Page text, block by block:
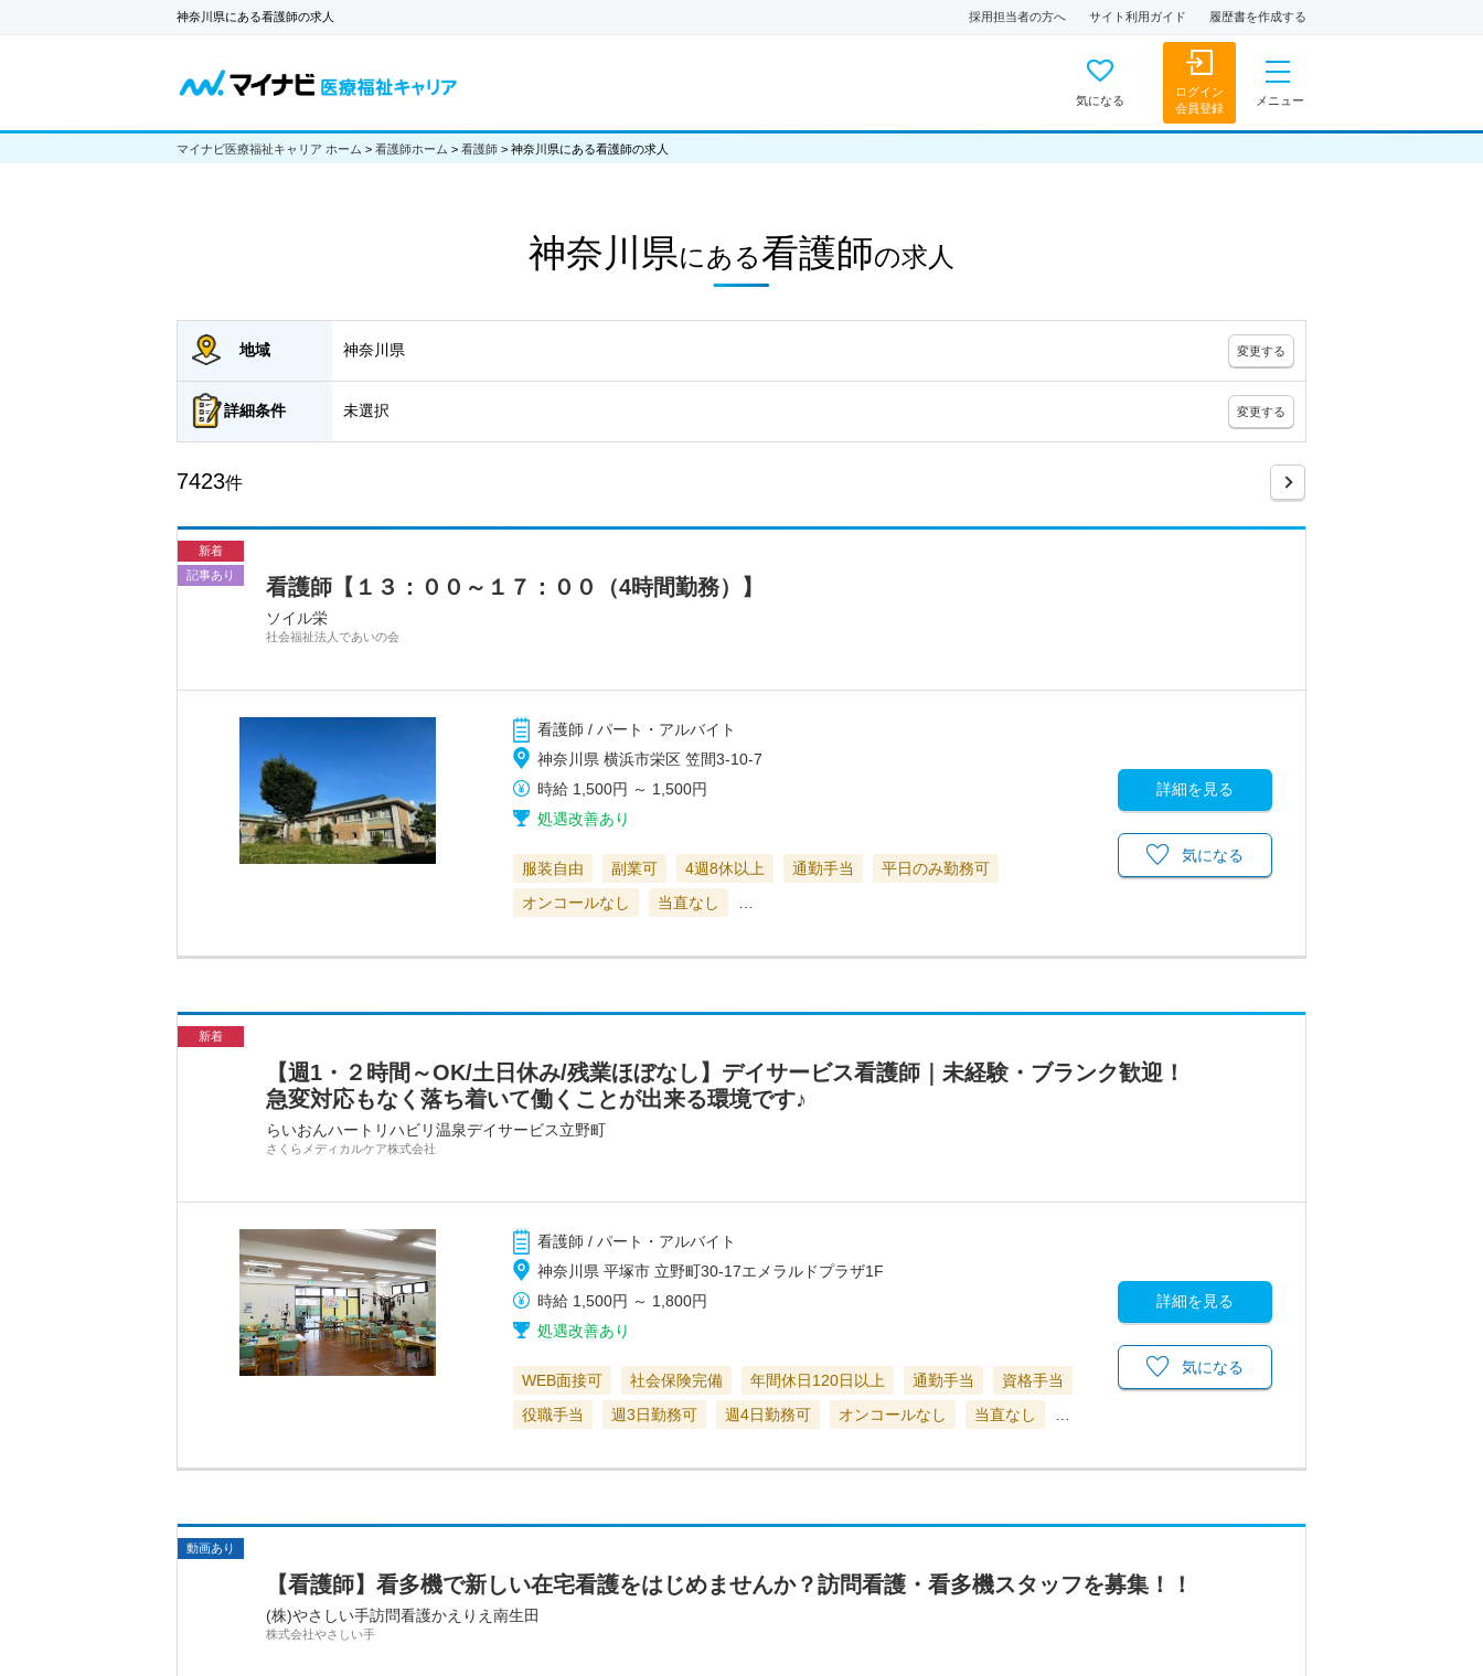
神奈川県にある看護師の求人 採用担当者の方へ サイト利用ガイド 履歴書を作成する
気になる
ログイン
会員登録
メニュー
マイナビ医療福祉キャリア ホーム > 看護師ホーム > 看護師 > 神奈川県にある看護師の求人
神奈川県にある看護師の求人
地域 神奈川県 変更する
詳細条件 未選択 変更する
7423件
新着
記事あり
看護師【１３：００～１７：００（4時間勤務）】
ソイル栄
社会福祉法人であいの会
看護師 / パート・アルバイト
神奈川県 横浜市栄区 笠間3-10-7
時給 1,500円 ～ 1,500円
処遇改善あり
服装自由 副業可 4週8休以上 通勤手当
平日のみ勤務可
オンコールなし
当直なし
詳細を見る
気になる
新着
【週1・２時間～OK/土日休み/残業ほぼなし】デイサービス看護師｜未経験・ブランク歓迎！
急変対応もなく落ち着いて働くことが出来る環境です♪
らいおんハートリハビリ温泉デイサービス立野町
さくらメディカルケア株式会社
看護師 / パート・アルバイト
神奈川県 平塚市 立野町30-17エメラルドプラザ1F
時給 1,500円 ～ 1,800円
処遇改善あり
WEB面接可 社会保険完備 年間休日120日以上 通勤手当
資格手当
役職手当
週3日勤務可 週4日勤務可 オンコールなし 当直なし
詳細を見る
気になる
動画あり
【看護師】看多機で新しい在宅看護をはじめませんか？訪問看護・看多機スタッフを募集！！
(株)やさしい手訪問看護かえりえ南生田
株式会社やさしい手